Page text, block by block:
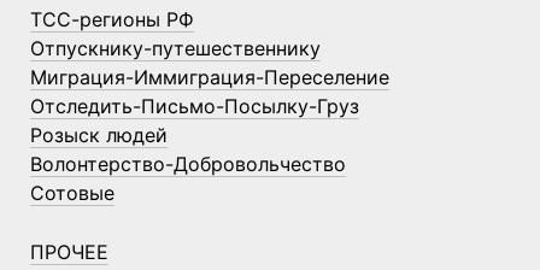
ТСС-регионы РФ
Отпускнику-путешественнику
Миграция-Иммиграция-Переселение
Отследить-Письмо-Посылку-Груз
Розыск людей
Волонтерство-Добровольчество
Сотовые
ПРОЧЕЕ